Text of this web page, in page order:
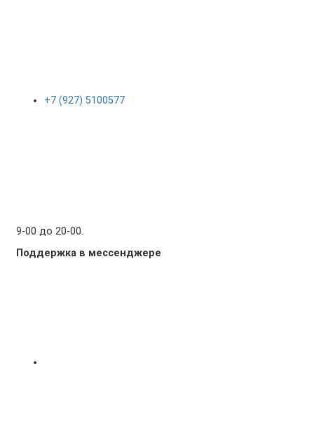
+7 (927) 5100577
9-00 до 20-00.
Поддержка в мессенджере